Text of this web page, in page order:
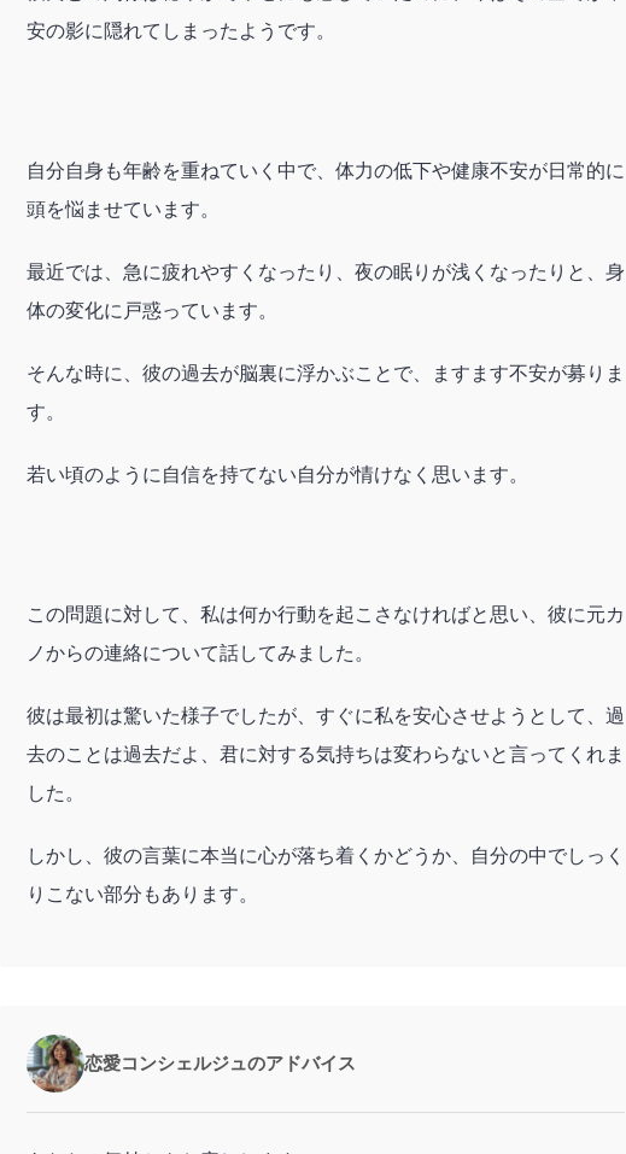
安の影に隠れてしまったようです。
自分自身も年齢を重ねていく中で、体力の低下や健康不安が日常的に
頭を悩ませています。
最近では、急に疲れやすくなったり、夜の眠りが浅くなったりと、身
体の変化に戸惑っています。
そんな時に、彼の過去が脳裏に浮かぶことで、ますます不安が募りま
す。
若い頃のように自信を持てない自分が情けなく思います。
この問題に対して、私は何か行動を起こさなければと思い、彼に元カ
ノからの連絡について話してみました。
彼は最初は驚いた様子でしたが、すぐに私を安心させようとして、過
去のことは過去だよ、君に対する気持ちは変わらないと言ってくれま
した。
しかし、彼の言葉に本当に心が落ち着くかどうか、自分の中でしっく
りこない部分もあります。
恋愛コンシェルジュのアドバイス